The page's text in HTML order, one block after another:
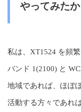
やってみた
私は、XT1524 を頻
バンド 1(2100) と
地域であれば、ほぼ
活動する方々であれ